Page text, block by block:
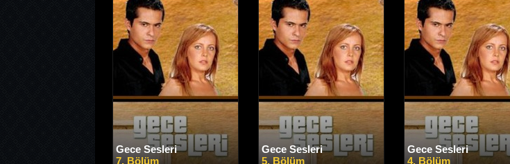
Gece Sesleri
7. Bölüm
Gece Sesleri
5. Bölüm
Gece Sesleri
4. Bölüm